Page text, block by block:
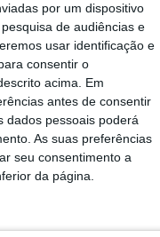
por um dispositivo
de audiências e
usar identificação e
consentir o
acima. Em
antes de consentir
dados pessoais poderá
As suas preferências
seu consentimento a
da página.